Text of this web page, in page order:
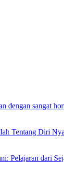
dengan sangat
Tentang Diri Nya
Pelajaran dari